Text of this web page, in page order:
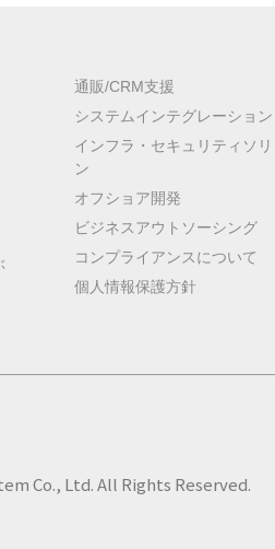
通販/CRM支援
システムインテグレーション
インフラ・セキュリティソリ
ン
オフショア開発
ビジネスアウトソーシング
コンプライアンスについて
個人情報保護方針
Co., Ltd. All Rights Reserved.